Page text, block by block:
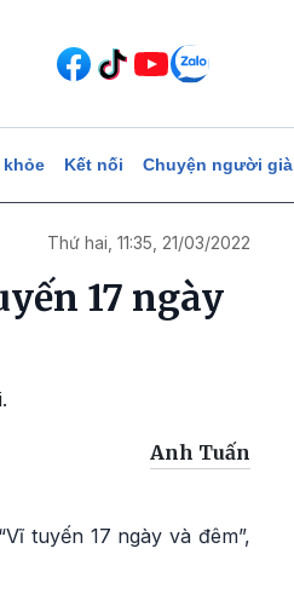
Kết nối Chuyện người già
Thứ hai, 11:35, 21/03/2022
17 ngày
Anh Tuấn
tuyến 17 ngày và đêm”,